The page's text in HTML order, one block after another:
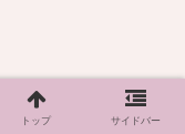
トップ サイドバー